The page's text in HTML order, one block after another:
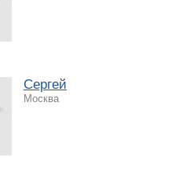
Сергей
Москва